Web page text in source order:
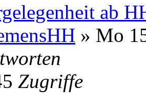
ab
» Mo
Zugriffe